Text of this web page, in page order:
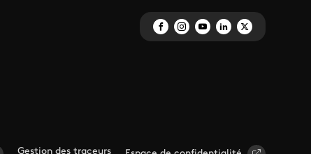
Gestion des traceurs